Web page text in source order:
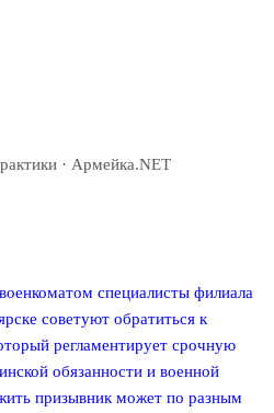
· Армейка.NET
специалисты филиала
советуют обратиться к
регламентирует срочную
обязанности и военной
призывник может по разным